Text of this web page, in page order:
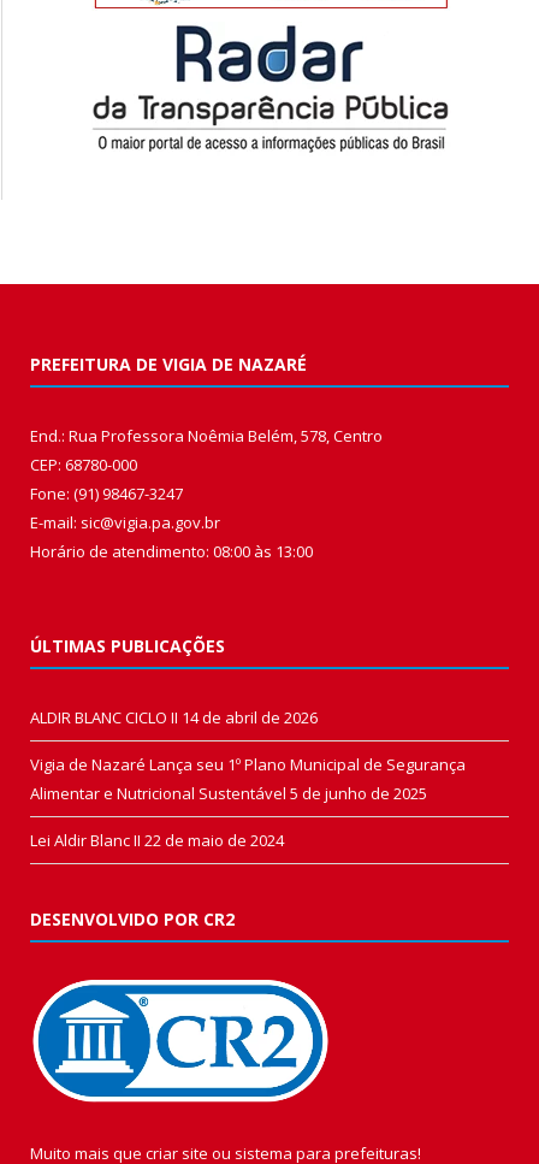
PREFEITURA DE VIGIA DE NAZARÉ
End.: Rua Professora Noêmia Belém, 578, Centro
CEP: 68780-000
Fone: (91) 98467-3247
E-mail: sic@vigia.pa.gov.br
Horário de atendimento: 08:00 às 13:00
ÚLTIMAS PUBLICAÇÕES
ALDIR BLANC CICLO II 14 de abril de 2026
Vigia de Nazaré Lança seu 1º Plano Municipal de Segurança
Alimentar e Nutricional Sustentável 5 de junho de 2025
Lei Aldir Blanc II 22 de maio de 2024
DESENVOLVIDO POR CR2
Muito mais que criar site ou sistema para prefeituras!